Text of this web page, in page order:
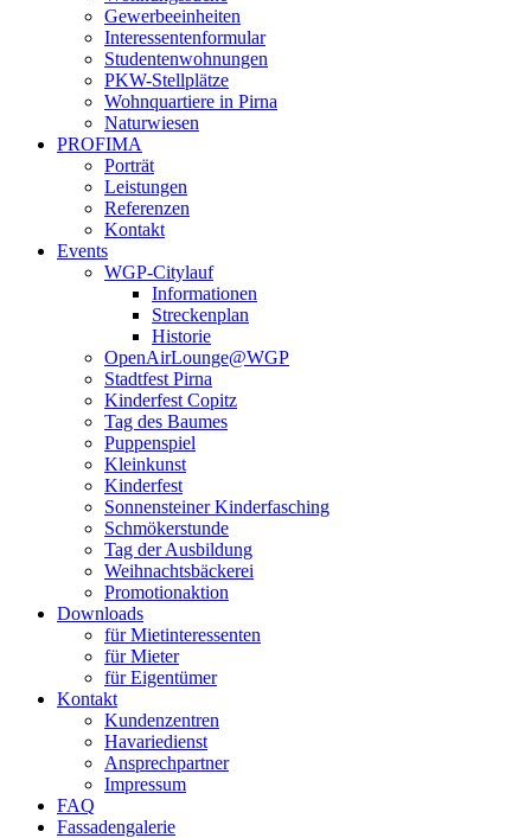
Gewerbeeinheiten
Interessentenformular
Studentenwohnungen
PKW-Stellplätze
Wohnquartiere in Pirna
Naturwiesen
PROFIMA
Porträt
Leistungen
Referenzen
Kontakt
Events
WGP-Citylauf
Informationen
Streckenplan
Historie
OpenAirLounge@WGP
Stadtfest Pirna
Kinderfest Copitz
Tag des Baumes
Puppenspiel
Kleinkunst
Kinderfest
Sonnensteiner Kinderfasching
Schmökerstunde
Tag der Ausbildung
Weihnachtsbäckerei
Promotionaktion
Downloads
für Mietinteressenten
für Mieter
für Eigentümer
Kontakt
Kundenzentren
Havariedienst
Ansprechpartner
Impressum
FAQ
Fassadengalerie